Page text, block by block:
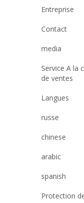
Entreprise
Contact
media
Service A la
de ventes
Langues
russe
chinese
arabic
spanish
Protection